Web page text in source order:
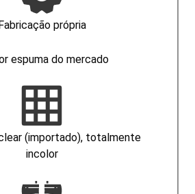
própria
espuma do mercado
(importado), totalmente
incolor